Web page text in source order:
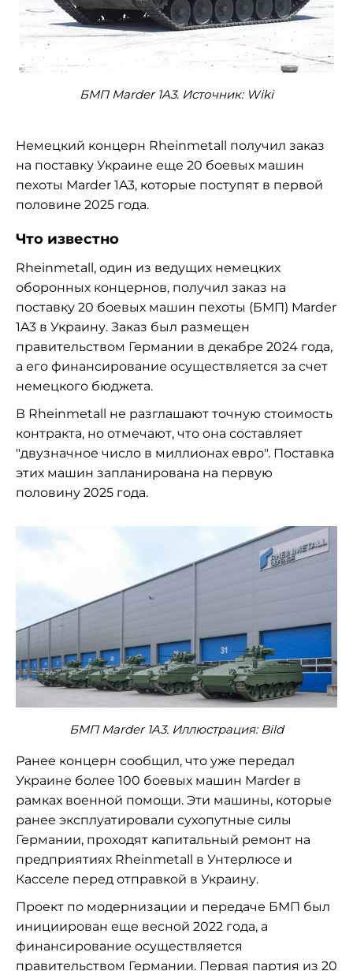
БМП Marder 1A3. Источник: Wiki
Немецкий концерн Rheinmetall получил заказ
на поставку Украине еще 20 боевых машин
пехоты Marder 1A3, которые поступят в первой
половине 2025 года.
Что известно
Rheinmetall, один из ведущих немецких
оборонных концернов, получил заказ на
поставку 20 боевых машин пехоты (БМП) Marder
1A3 в Украину. Заказ был размещен
правительством Германии в декабре 2024 года,
а его финансирование осуществляется за счет
немецкого бюджета.
В Rheinmetall не разглашают точную стоимость
контракта, но отмечают, что она составляет
"двузначное число в миллионах евро". Поставка
этих машин запланирована на первую
половину 2025 года.
БМП Marder 1A3. Иллюстрация: Bild
Ранее концерн сообщил, что уже передал
Украине более 100 боевых машин Marder в
рамках военной помощи. Эти машины, которые
ранее эксплуатировали сухопутные силы
Германии, проходят капитальный ремонт на
предприятиях Rheinmetall в Унтерлюсе и
Касселе перед отправкой в Украину.
Проект по модернизации и передаче БМП был
инициирован еще весной 2022 года, а
финансирование осуществляется
правительством Германии. Первая партия из 20